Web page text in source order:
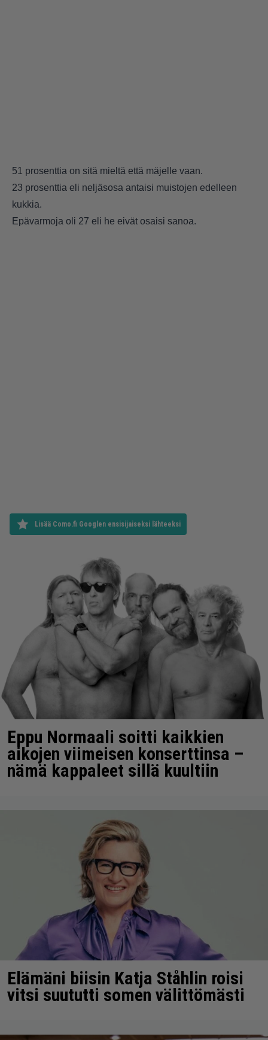
51 prosenttia on sitä mieltä että mäjelle vaan.
23 prosenttia eli neljäsosa antaisi muistojen edelleen
kukkia.
Epävarmoja oli 27 eli he eivät osaisi sanoa.
Lisää Como.fi Googlen ensisijaiseksi lähteeksi
Eppu Normaali soitti kaikkien
aikojen viimeisen konserttinsa –
nämä kappaleet sillä kuultiin
Elämäni biisin Katja Ståhlin roisi
vitsi suututti somen välittömästi